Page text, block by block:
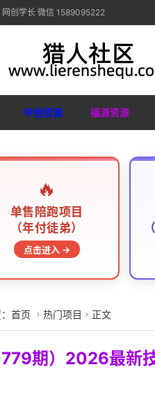
网创学长 微信 1589095222
中创资源 福源资源
🔥
单售陪跑项目
（年付徒弟）
点击进入 →
首页  热门项目  正文
期）2026最新